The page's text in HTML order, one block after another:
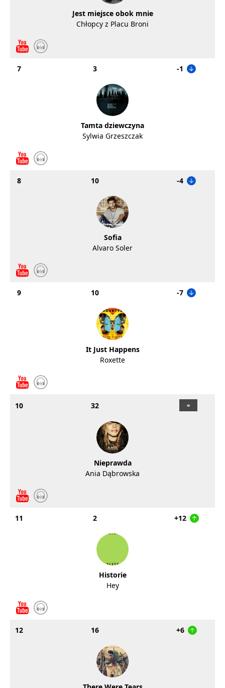
Jest miejsce obok mnie
Chłopcy z Placu Broni
7 3 -1
Tamta dziewczyna
Sylwia Grzeszczak
8 10 -4
Sofia
Alvaro Soler
9 10 -7
It Just Happens
Roxette
10 32
Nieprawda
Ania Dąbrowska
11 2 +12
Historie
Hey
12 16 +6